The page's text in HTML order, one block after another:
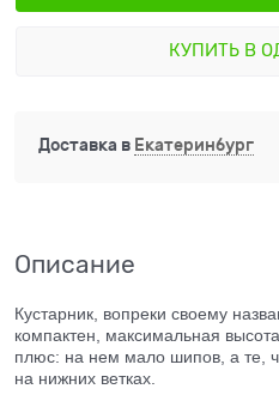
КУПИТЬ В
Доставка в Екатеринбург
Описание
Кустарник, вопреки своему
компактен, максимальная
плюс: на нем мало шипов, а те,
на нижних ветках.